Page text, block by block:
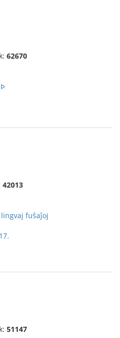
62670
42013
fuŝaĵoj
51147